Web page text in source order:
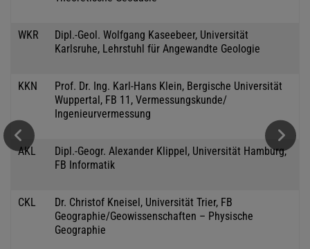
WKR
Dipl.-Geol. Wolfgang Kaseebeer, Universität
Karlsruhe, Lehrstuhl für Angewandte Geologie
KKN
Prof. Dr. Ing. Karl-Hans Klein, Bergische Universität
Wuppertal, FB 11, Vermessungskunde/
Ingenieurvermessung
AKL
Dipl.-Geogr. Alexander Klippel, Universität Hamburg,
FB Informatik
CKL
Dr. Christof Kneisel, Universität Trier, FB
Geographie/Geowissenschaften – Physische
Geographie